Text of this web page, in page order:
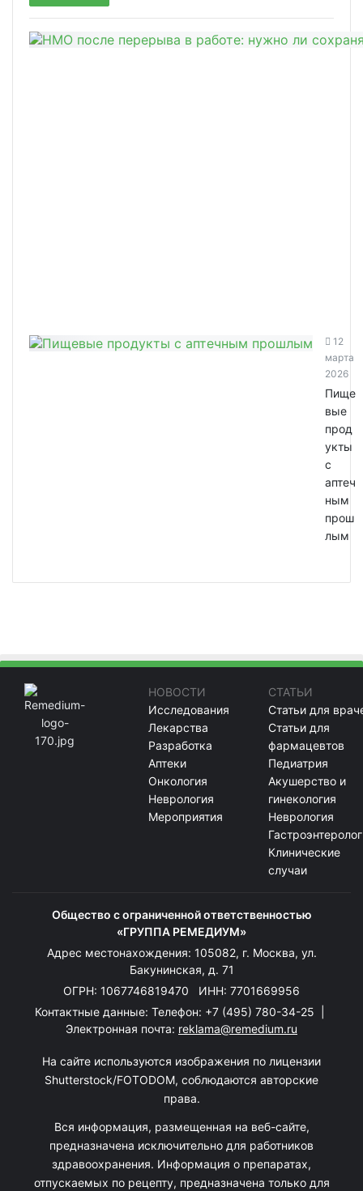
12
марта
2026
Пище
вые
прод
укты
с
аптеч
ным
прош
лым
НОВОСТИ
Исследования
Лекарства
Разработка
Аптеки
Онкология
Неврология
Мероприятия
СТАТЬИ
Статьи для
Статьи для
фармацевтов
Педиатрия
Акушерство и
гинекология
Неврология
Клинические
случаи
Общество с ограниченной ответственностью
«ГРУППА РЕМЕДИУМ»
Адрес местонахождения: 105082, г. Москва, ул.
Бакунинская, д. 71
ОГРН: 1067746819470 ИНН: 7701669956
Контактные данные: Телефон: +7 (495) 780-34-25
Электронная почта: reklama@remedium.ru
На сайте используются изображения по лицензии
Shutterstock/FOTODOM, соблюдаются авторские
права.
Вся информация, размещенная на веб-сайте,
предназначена исключительно для работников
здравоохранения. Информация о препаратах,
отпускаемых по рецепту, предназначена только для